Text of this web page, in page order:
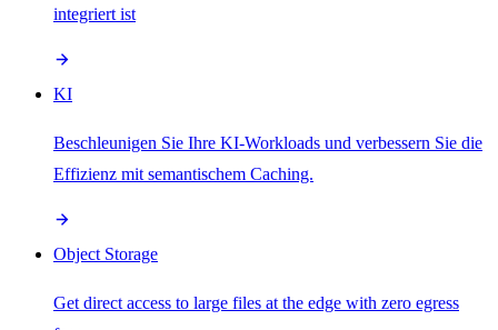
integriert ist
KI
Beschleunigen Sie Ihre KI-Workloads und verbessern Sie die
Effizienz mit semantischem Caching.
Object Storage
Get direct access to large files at the edge with zero egress